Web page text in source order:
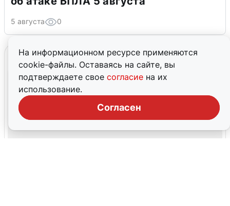
На информационном ресурсе применяются
cookie-файлы. Оставаясь на сайте, вы
подтверждаете свое согласие на их
использование.
Согласен
5 августа 0